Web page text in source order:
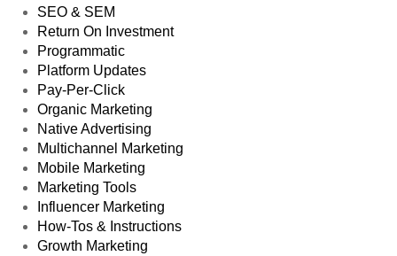
SEO & SEM
Return On Investment
Programmatic
Platform Updates
Pay-Per-Click
Organic Marketing
Native Advertising
Multichannel Marketing
Mobile Marketing
Marketing Tools
Influencer Marketing
How-Tos & Instructions
Growth Marketing